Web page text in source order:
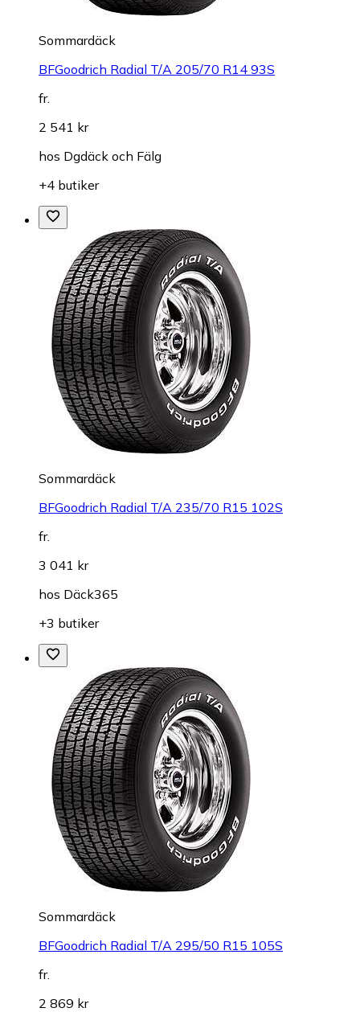
Sommardäck
BFGoodrich Radial T/A 205/70 R14 93S
fr.
2 541 kr
hos Dgdäck och Fälg
+4 butiker
Sommardäck
BFGoodrich Radial T/A 235/70 R15 102S
fr.
3 041 kr
hos Däck365
+3 butiker
Sommardäck
BFGoodrich Radial T/A 295/50 R15 105S
fr.
2 869 kr